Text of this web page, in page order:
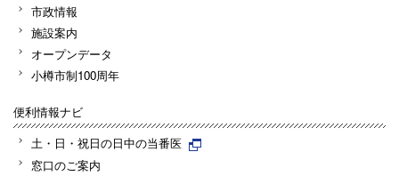
市政情報
施設案内
オープンデータ
小樽市制100周年
便利情報ナビ
土・日・祝日の日中の当番医
窓口のご案内